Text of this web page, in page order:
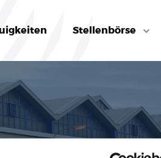
Stellenbörse